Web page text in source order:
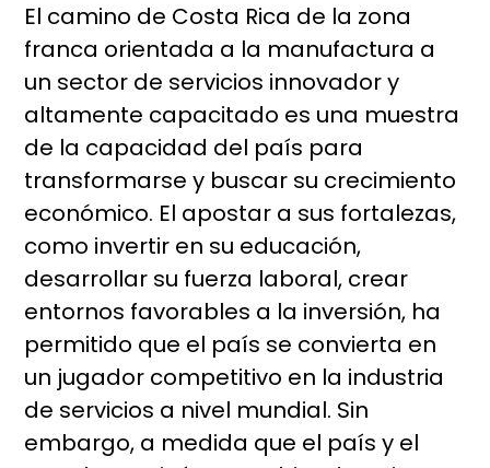
El camino de Costa Rica de la zona
franca orientada a la manufactura a
un sector de servicios innovador y
altamente capacitado es una muestra
de la capacidad del país para
transformarse y buscar su crecimiento
económico. El apostar a sus fortalezas,
como invertir en su educación,
desarrollar su fuerza laboral, crear
entornos favorables a la inversión, ha
permitido que el país se convierta en
un jugador competitivo en la industria
de servicios a nivel mundial. Sin
embargo, a medida que el país y el